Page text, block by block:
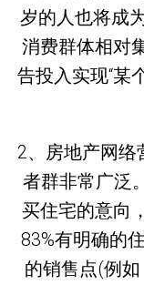
岁的人也将成
消费群体相对
告投入实现“某
2、房地产网络
者群非常广泛
买住宅的意向
83%有明确的
的销售点(例